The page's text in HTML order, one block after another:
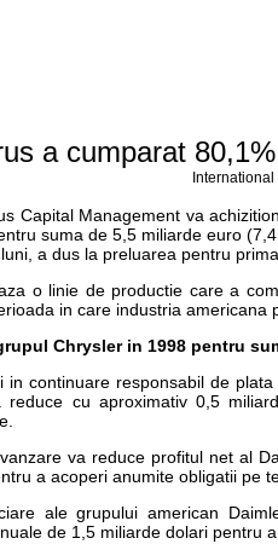
a cumparat
Capital Management va
suma de 5,5 miliarde euro
a dus la preluarea pentru
o linie de productie care a
in care industria
Chrysler in 1998 pentru
continuare responsabil de
cu aproximativ 0,5
va reduce profitul net al
a acoperi anumite obligatii pe
ale grupului american
de 1,5 miliarde dolari pentru